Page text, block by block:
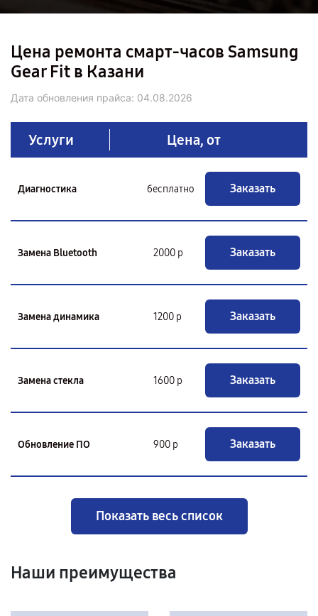
Цена ремонта смарт-часов Samsung
Gear Fit в Казани
Дата обновления прайса: 04.08.2026
Услуги Цена, от
Диагностика бесплатно Заказать
Замена Bluetooth 2000 р Заказать
Замена динамика 1200 р Заказать
Замена стекла 1600 р Заказать
Обновление ПО 900 р Заказать
Показать весь список
Наши преимущества